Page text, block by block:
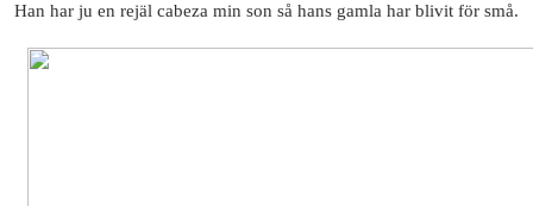
Han har ju en rejäl cabeza min son så hans gamla har blivit för små.